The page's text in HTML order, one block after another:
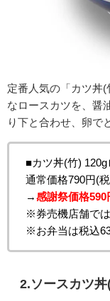
定番人気の「カツ丼
なロースカツを、醤
り下と合わせ、卵で
■カツ丼(竹) 120g
通常価格790円(
→ 感謝祭価格590
※券売機店舗では
※お弁当は税込
2.ソースカツ